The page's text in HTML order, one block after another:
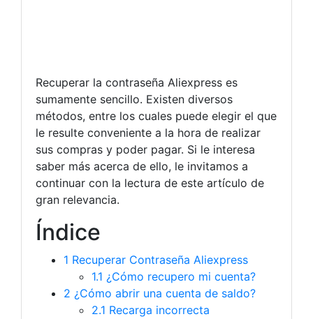
Recuperar la contraseña Aliexpress es
sumamente sencillo. Existen diversos
métodos, entre los cuales puede elegir el que
le resulte conveniente a la hora de realizar
sus compras y poder pagar. Si le interesa
saber más acerca de ello, le invitamos a
continuar con la lectura de este artículo de
gran relevancia.
Índice
1 Recuperar Contraseña Aliexpress
1.1 ¿Cómo recupero mi cuenta?
2 ¿Cómo abrir una cuenta de saldo?
2.1 Recarga incorrecta